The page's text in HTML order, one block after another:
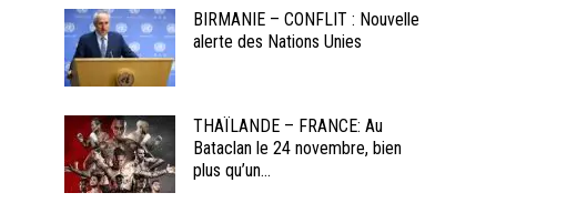
BIRMANIE – CONFLIT : Nouvelle
alerte des Nations Unies
THAÏLANDE – FRANCE: Au
Bataclan le 24 novembre, bien
plus qu’un...